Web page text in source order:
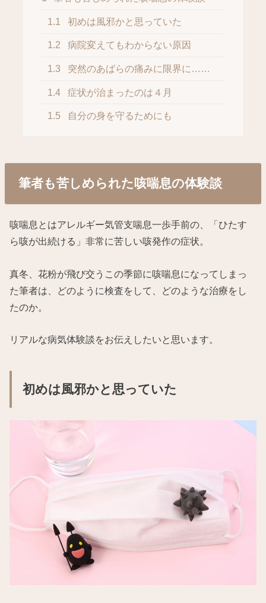
1.1 初めは風邪かと思っていた
1.2 病院変えてもわからない原因
1.3 突然のあばらの痛みに限界に……
1.4 症状が治まったのは４月
1.5 自分の身を守るためにも
筆者も苦しめられた咳喘息の体験談
咳喘息とはアレルギー気管支喘息一歩手前の、「ひたす
ら咳が出続ける」非常に苦しい咳発作の症状。
真冬、花粉が飛び交うこの季節に咳喘息になってしまっ
た筆者は、どのように検査をして、どのような治療をし
たのか。
リアルな病気体験談をお伝えしたいと思います。
初めは風邪かと思っていた